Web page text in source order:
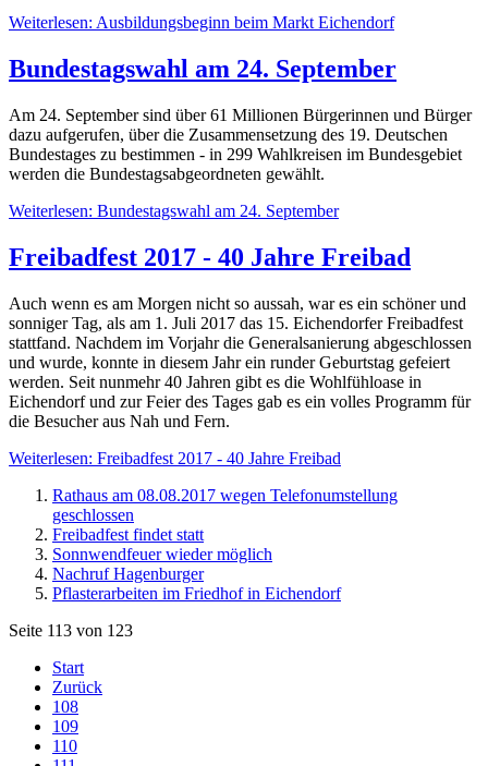
Weiterlesen: Ausbildungsbeginn beim Markt Eichendorf
Bundestagswahl am 24. September
Am 24. September sind über 61 Millionen Bürgerinnen und Bürger
dazu aufgerufen, über die Zusammensetzung des 19. Deutschen
Bundestages zu bestimmen - in 299 Wahlkreisen im Bundesgebiet
werden die Bundestagsabgeordneten gewählt.
Weiterlesen: Bundestagswahl am 24. September
Freibadfest 2017 - 40 Jahre Freibad
Auch wenn es am Morgen nicht so aussah, war es ein schöner und
sonniger Tag, als am 1. Juli 2017 das 15. Eichendorfer Freibadfest
stattfand. Nachdem im Vorjahr die Generalsanierung abgeschlossen
und wurde, konnte in diesem Jahr ein runder Geburtstag gefeiert
werden. Seit nunmehr 40 Jahren gibt es die Wohlfühloase in
Eichendorf und zur Feier des Tages gab es ein volles Programm für
die Besucher aus Nah und Fern.
Weiterlesen: Freibadfest 2017 - 40 Jahre Freibad
Rathaus am 08.08.2017 wegen Telefonumstellung
geschlossen
Freibadfest findet statt
Sonnwendfeuer wieder möglich
Nachruf Hagenburger
Pflasterarbeiten im Friedhof in Eichendorf
Seite 113 von 123
Start
Zurück
108
109
110